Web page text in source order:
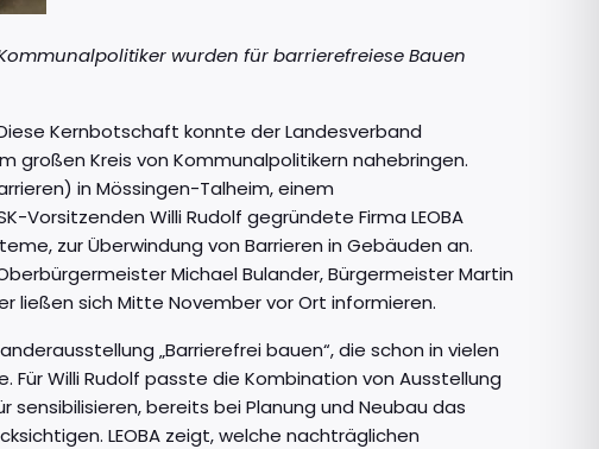
wurden für barrierefreiese Bauen
Kernbotschaft konnte der Landesverband
großen Kreis von Kommunalpolitikern nahebringen.
in Mössingen-Talheim, einem
Vorsitzenden Willi Rudolf gegründete Firma LEOBA
zur Überwindung von Barrieren in Gebäuden an.
Michael Bulander, Bürgermeister Martin
ließen sich Mitte November vor Ort informieren.
„Barrierefrei bauen“, die schon in vielen
Willi Rudolf passte die Kombination von Ausstellung
bereits bei Planung und Neubau das
LEOBA zeigt, welche nachträglichen